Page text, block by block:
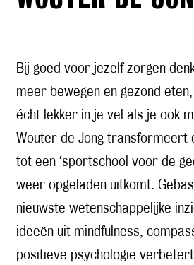
Bij goed voor jezelf zorgen
meer bewegen en gezond
écht lekker in je vel als je ook
Wouter de Jong transformeert
tot een ‘sportschool voor de
weer opgeladen uitkomt.
nieuwste wetenschappelijke
ideeën uit mindfulness,
positieve psychologie